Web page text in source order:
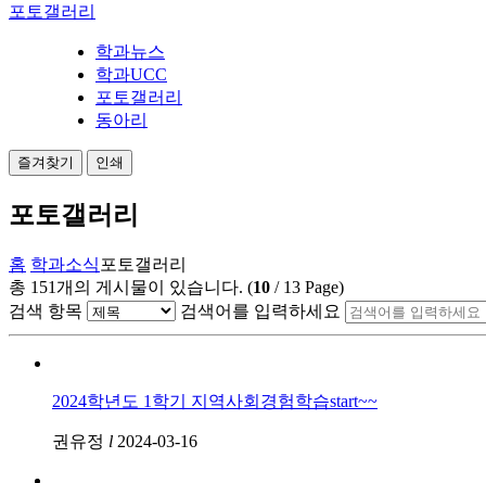
포토갤러리
학과뉴스
학과UCC
포토갤러리
동아리
즐겨찾기 인쇄
포토갤러리
홈 학과소식 포토갤러리
총 151개의 게시물이 있습니다. (10 / 13 Page)
검색 항목
검색어를 입력하세요
2024학년도 1학기 지역사회경험학습start~~
권유정 l 2024-03-16